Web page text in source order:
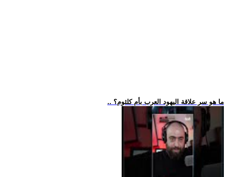
.. ما هو سر علاقة اليهود العرب بأم كلثوم؟